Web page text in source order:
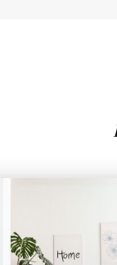
les aspects du
à l'accueil